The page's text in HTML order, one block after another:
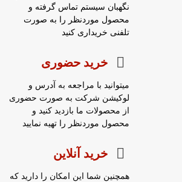
نگهبان سیستم تماس گرفته و
محصول موردنظر را به صورت
تلفنی خریداری کنید
خرید حضوری
میتوانید با مراجعه به آدرس و
لوکیشن شرکت به صورت حضوری
از محصولات ما بازدید کنید و
محصول موردنظر را تهیه نمایید
خرید آنلاین
همچنین شما این امکان را دارید که